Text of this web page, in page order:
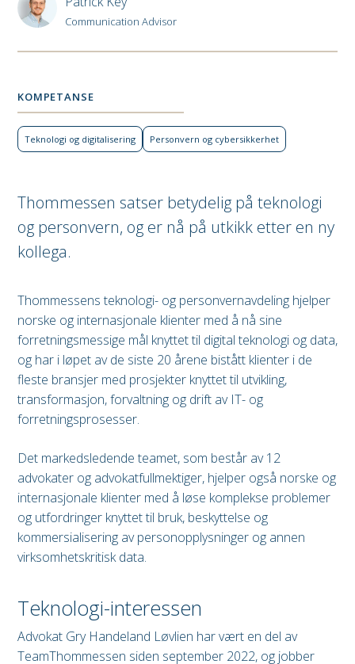
Communication Advisor
KOMPETANSE
Teknologi og digital­isering Personvern og cyber­sikkerhet
Thommessen satser betydelig på teknologi
og personvern, og er nå på utkikk etter en ny
kollega.
Thommessens teknologi- og personvernavdeling hjelper
norske og internasjonale klienter med å nå sine
forretningsmessige mål knyttet til digital teknologi og data,
og har i løpet av de siste 20 årene bistått klienter i de
fleste bransjer med prosjekter knyttet til utvikling,
transformasjon, forvaltning og drift av IT- og
forretningsprosesser.
Det markedsledende teamet, som består av 12
advokater og advokatfullmektiger, hjelper også norske og
internasjonale klienter med å løse komplekse problemer
og utfordringer knyttet til bruk, beskyttelse og
kommersialisering av personopplysninger og annen
virksomhetskritisk data.
Teknologi-interessen
Advokat Gry Handeland Løvlien har vært en del av
TeamThommessen siden september 2022, og jobber